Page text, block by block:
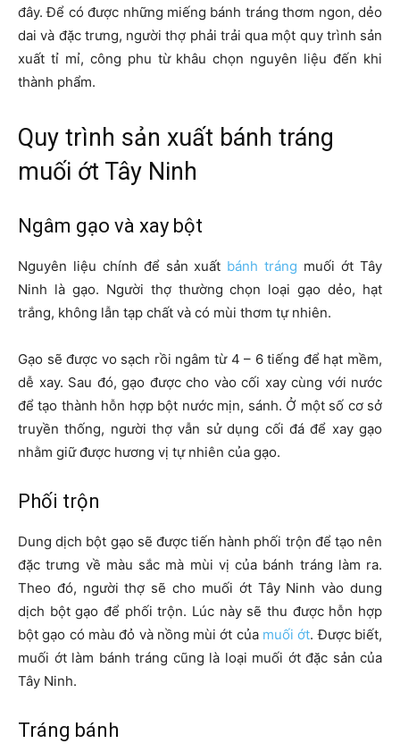
đây. Để có được những miếng bánh tráng thơm ngon, dẻo
dai và đặc trưng, người thợ phải trải qua một quy trình sản
xuất tỉ mỉ, công phu từ khâu chọn nguyên liệu đến khi
thành phẩm.
Quy trình sản xuất bánh tráng
muối ớt Tây Ninh
Ngâm gạo và xay bột
Nguyên liệu chính để sản xuất bánh tráng muối ớt Tây
Ninh là gạo. Người thợ thường chọn loại gạo dẻo, hạt
trắng, không lẫn tạp chất và có mùi thơm tự nhiên.
Gạo sẽ được vo sạch rồi ngâm từ 4 – 6 tiếng để hạt mềm,
dễ xay. Sau đó, gạo được cho vào cối xay cùng với nước
để tạo thành hỗn hợp bột nước mịn, sánh. Ở một số cơ sở
truyền thống, người thợ vẫn sử dụng cối đá để xay gạo
nhằm giữ được hương vị tự nhiên của gạo.
Phối trộn
Dung dịch bột gạo sẽ được tiến hành phối trộn để tạo nên
đặc trưng về màu sắc mà mùi vị của bánh tráng làm ra.
Theo đó, người thợ sẽ cho muối ớt Tây Ninh vào dung
dịch bột gạo để phối trộn. Lúc này sẽ thu được hỗn hợp
bột gạo có màu đỏ và nồng mùi ớt của muối ớt. Được biết,
muối ớt làm bánh tráng cũng là loại muối ớt đặc sản của
Tây Ninh.
Tráng bánh